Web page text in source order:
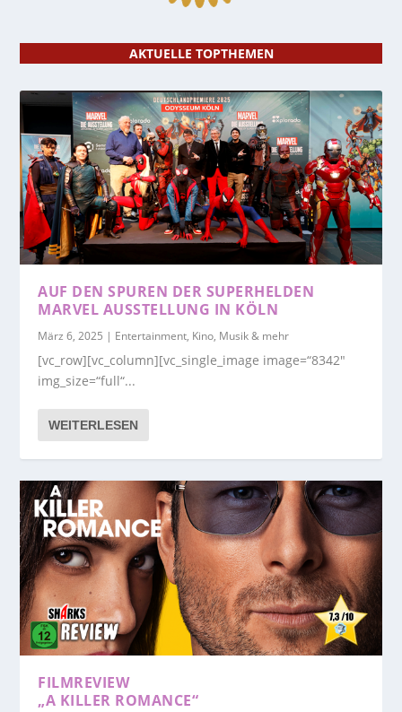
AKTUELLE TOPTHEMEN
AUF DEN SPUREN DER SUPERHELDEN
MARVEL AUSSTELLUNG IN KÖLN
März 6, 2025 | Entertainment, Kino, Musik & mehr
[vc_row][vc_column][vc_single_image image=“8342″
img_size=“full“...
WEITERLESEN
FILMREVIEW
„A KILLER ROMANCE“